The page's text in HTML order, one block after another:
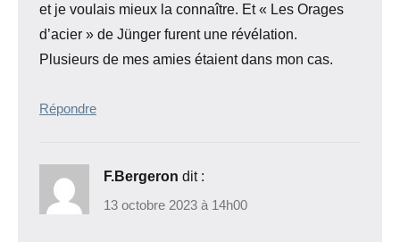
et je voulais mieux la connaître. Et « Les Orages
d’acier » de Jünger furent une révélation.
Plusieurs de mes amies étaient dans mon cas.
Répondre
F.Bergeron dit :
13 octobre 2023 à 14h00